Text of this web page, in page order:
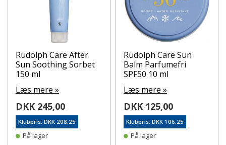
Rudolph Care After
Sun Soothing Sorbet
150 ml
Læs mere »
DKK 245,00
Klubpris: DKK 208,25
På lager
Rudolph Care Sun
Balm Parfumefri
SPF50 10 ml
Læs mere »
DKK 125,00
Klubpris: DKK 106,25
På lager